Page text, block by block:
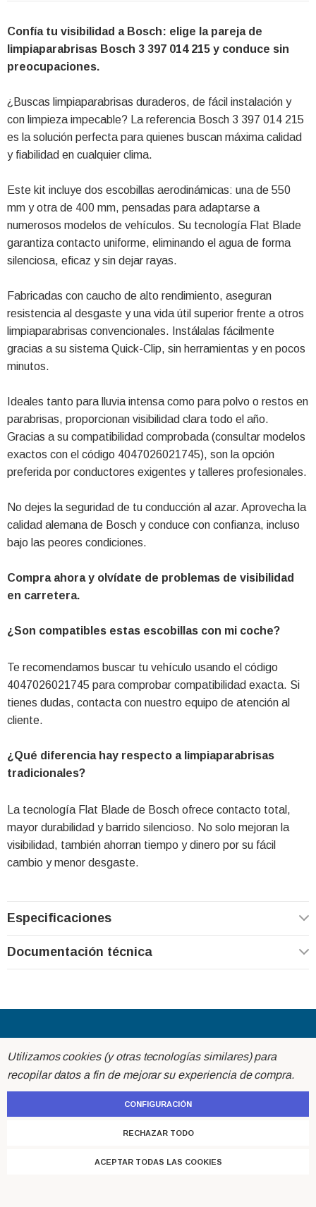
Confía tu visibilidad a Bosch: elige la pareja de
limpiaparabrisas Bosch 3 397 014 215 y conduce sin
preocupaciones.
¿Buscas limpiaparabrisas duraderos, de fácil instalación y
con limpieza impecable? La referencia Bosch 3 397 014 215
es la solución perfecta para quienes buscan máxima calidad
y fiabilidad en cualquier clima.
Este kit incluye dos escobillas aerodinámicas: una de 550
mm y otra de 400 mm, pensadas para adaptarse a
numerosos modelos de vehículos. Su tecnología Flat Blade
garantiza contacto uniforme, eliminando el agua de forma
silenciosa, eficaz y sin dejar rayas.
Fabricadas con caucho de alto rendimiento, aseguran
resistencia al desgaste y una vida útil superior frente a otros
limpiaparabrisas convencionales. Instálalas fácilmente
gracias a su sistema Quick-Clip, sin herramientas y en pocos
minutos.
Ideales tanto para lluvia intensa como para polvo o restos en
parabrisas, proporcionan visibilidad clara todo el año.
Gracias a su compatibilidad comprobada (consultar modelos
exactos con el código 4047026021745), son la opción
preferida por conductores exigentes y talleres profesionales.
No dejes la seguridad de tu conducción al azar. Aprovecha la
calidad alemana de Bosch y conduce con confianza, incluso
bajo las peores condiciones.
Compra ahora y olvídate de problemas de visibilidad
en carretera.
¿Son compatibles estas escobillas con mi coche?
Te recomendamos buscar tu vehículo usando el código
4047026021745 para comprobar compatibilidad exacta. Si
tienes dudas, contacta con nuestro equipo de atención al
cliente.
¿Qué diferencia hay respecto a limpiaparabrisas
tradicionales?
La tecnología Flat Blade de Bosch ofrece contacto total,
mayor durabilidad y barrido silencioso. No solo mejoran la
visibilidad, también ahorran tiempo y dinero por su fácil
cambio y menor desgaste.
Especificaciones
Documentación técnica
Acerca de
Ayuda
Utilizamos cookies (y otras tecnologías similares) para
recopilar datos a fin de mejorar su experiencia de compra.
CONFIGURACIÓN
RECHAZAR TODO
ACEPTAR TODAS LAS COOKIES